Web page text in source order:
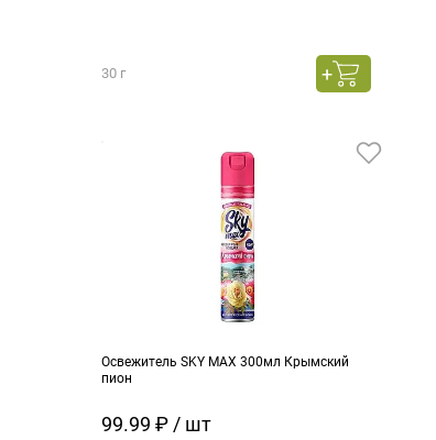
30 г
Освежитель SKY MAX 300мл Крымский
пион
99.99 ₽ / шт